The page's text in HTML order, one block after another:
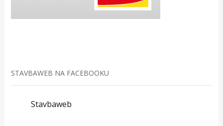
STAVBAWEB NA FACEBOOKU
Stavbaweb